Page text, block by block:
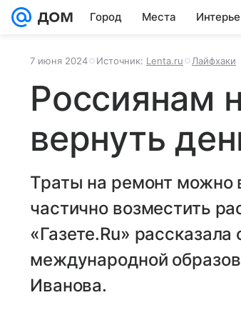
Город Места
7 июня 2024 Источник: Lenta.ru Лайфхаки
Россиянам
вернуть
Траты на ремонт можно
частично возместить
«Газете.Ru»
международной
Иванова.